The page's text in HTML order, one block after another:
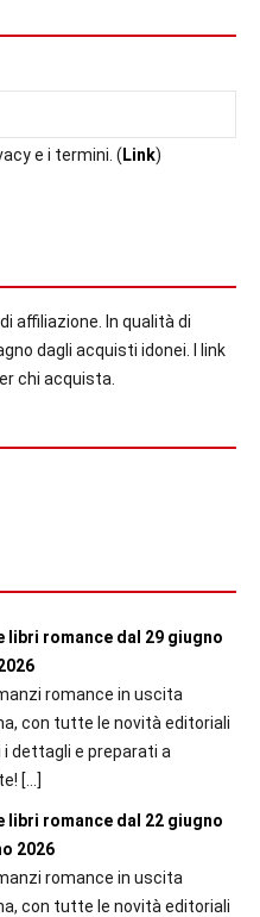
e i termini. (Link)
affiliazione. In qualità di
dagli acquisti idonei. I link
chi acquista.
libri romance dal 29 giugno
romance in uscita
con tutte le novità editoriali
dettagli e preparati a
[…]
libri romance dal 22 giugno
2026
romance in uscita
con tutte le novità editoriali